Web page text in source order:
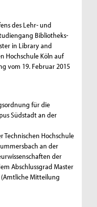
des Lehr- und
Bibliotheks-
in Library and
Hochschule Köln auf
vom 19. Februar 2015
für die
Südstadt an der
Technischen Hochschule
an der
der
Abschlussgrad Master
(Amtliche Mitteilung